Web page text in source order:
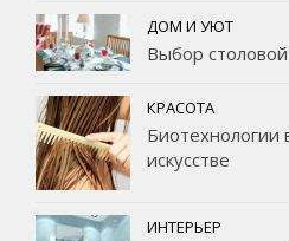
ДОМ И УЮТ
Выбор
КРАСОТА
Биотехнологии
искусстве
ИНТЕРЬЕР